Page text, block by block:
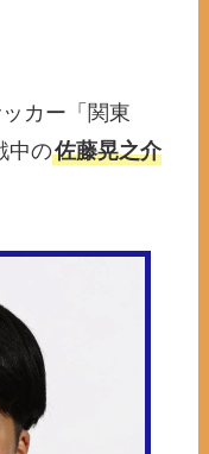
カー「関東
中の佐藤晃之介